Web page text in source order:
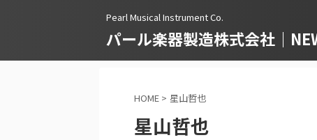
Pearl Musical Instrument Co.
パール楽器製造株式会社｜
HOME > 星山哲也
星山哲也